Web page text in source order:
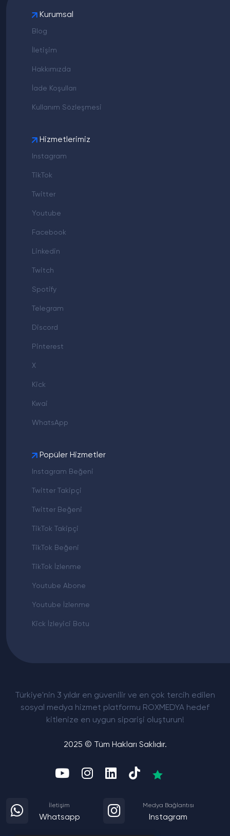
Türkiye'nin 3 yıldır en güvenilir ve en çok tercih edilen
sosyal medya hizmet platformu ROXMEDYA hedef
kitlenize en uygun siparişi oluşturun!
2025 © Tüm Hakları Saklıdır.
İletişim
Whatsapp
Medya Bağlantısı
Instagram
Kurumsal
Blog
İletişim
Hakkımızda
İade Koşulları
Kullanım Sözleşmesi
Hizmetlerimiz
Instagram
TikTok
Twitter
Youtube
Facebook
Linkedin
Twitch
Spotify
Telegram
Discord
Pinterest
X
Kick
Kwai
WhatsApp
Popüler Hizmetler
Instagram Beğeni
Twitter Takipçi
Twitter Beğeni
TikTok Takipçi
TikTok Beğeni
TikTok İzlenme
Youtube Abone
Youtube İzlenme
Kick İzleyici Botu